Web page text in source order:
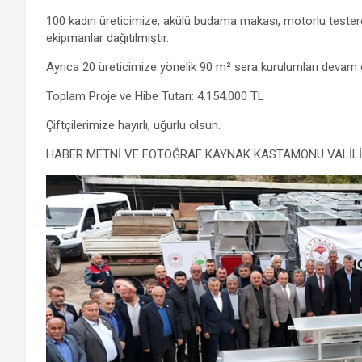
100 kadın üreticimize; akülü budama makası, motorlu
ekipmanlar dağıtılmıştır.
Ayrıca 20 üreticimize yönelik 90 m² sera kurulumları devam
Toplam Proje ve Hibe Tutarı: 4.154.000 TL
Çiftçilerimize hayırlı, uğurlu olsun.
HABER METNİ VE FOTOĞRAF KAYNAK KASTAMONU